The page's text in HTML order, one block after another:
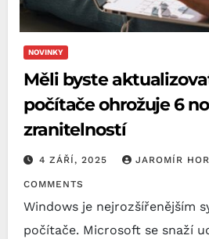
NOVINKY
Měli byste
počítače ohrožuje 6
zranitelností
4 ZÁŘÍ, 2025 JAROMÍR
COMMENTS
Windows je nejrozšířenějším
počítače. Microsoft se snaží